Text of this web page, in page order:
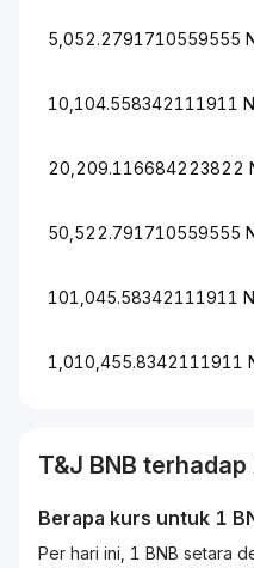
5,052.2791710559555
10,104.558342111911
20,209.116684223822
50,522.791710559555
101,045.58342111911
1,010,455.8342111911
T&J BNB terhadap
Berapa kurs untuk 1
Per hari ini, 1 BNB setara